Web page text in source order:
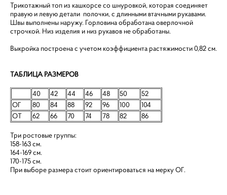
Трикотажный топ из кашкорсе со шнуровкой, которая соединяет
правую и левую детали полочки, с длинными втачными рукавами.
Швы выполнены наружу. Горловина обработана оверлочной
строчкой. Низ изделия и низ рукавов не обработаны.
Выкройка построена с учетом коэффициента растяжимости 0,82 см.
ТАБЛИЦА РАЗМЕРОВ
40 42 44 46 48 50
52
ОГ
80 84 88 92 96 100
104
ОТ
62 66 70 74 78 82 86
Три ростовые группы:
158-163 см.
164-169 см.
170-175 см.
При выборе размера стоит ориентироваться на мерку ОГ.